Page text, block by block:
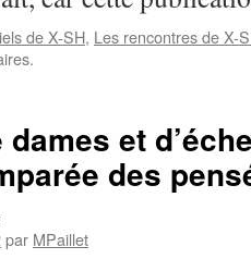
de X-SH, Les rencontres de X-
et
des
par MPaillet